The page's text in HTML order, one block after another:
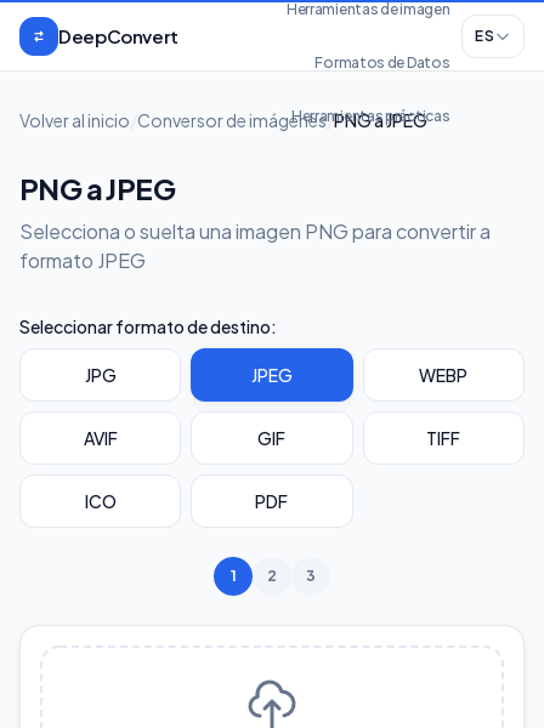
Saltar al contenido
DeepConvert
Herramientas de imagen
Formatos de Datos
Herramientas prácticas
ES
Volver al inicio Conversor de imágenes/PNG a JPEG
PNG a JPEG
Selecciona o suelta una imagen PNG para convertir a
formato JPEG
Seleccionar formato de destino:
JPG JPEG WEBP
AVIF GIF TIFF
ICO PDF
1 2 3